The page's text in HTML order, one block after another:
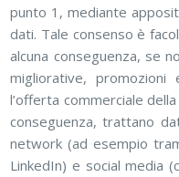
punto 1, mediante
dati. Tale consenso è
alcuna conseguenza, se
migliorative,
l’offerta commerciale
conseguenza, trattano
network (ad esempio
LinkedIn) e social media